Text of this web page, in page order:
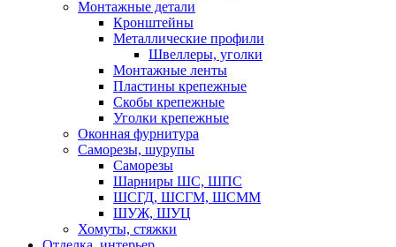
Монтажные детали
Кронштейны
Металлические профили
Швеллеры, уголки
Монтажные ленты
Пластины крепежные
Скобы крепежные
Уголки крепежные
Оконная фурнитура
Саморезы, шурупы
Саморезы
Шарниры ШС, ШПС
ШСГД, ШСГМ, ШСММ
ШУЖ, ШУЦ
Хомуты, стяжки